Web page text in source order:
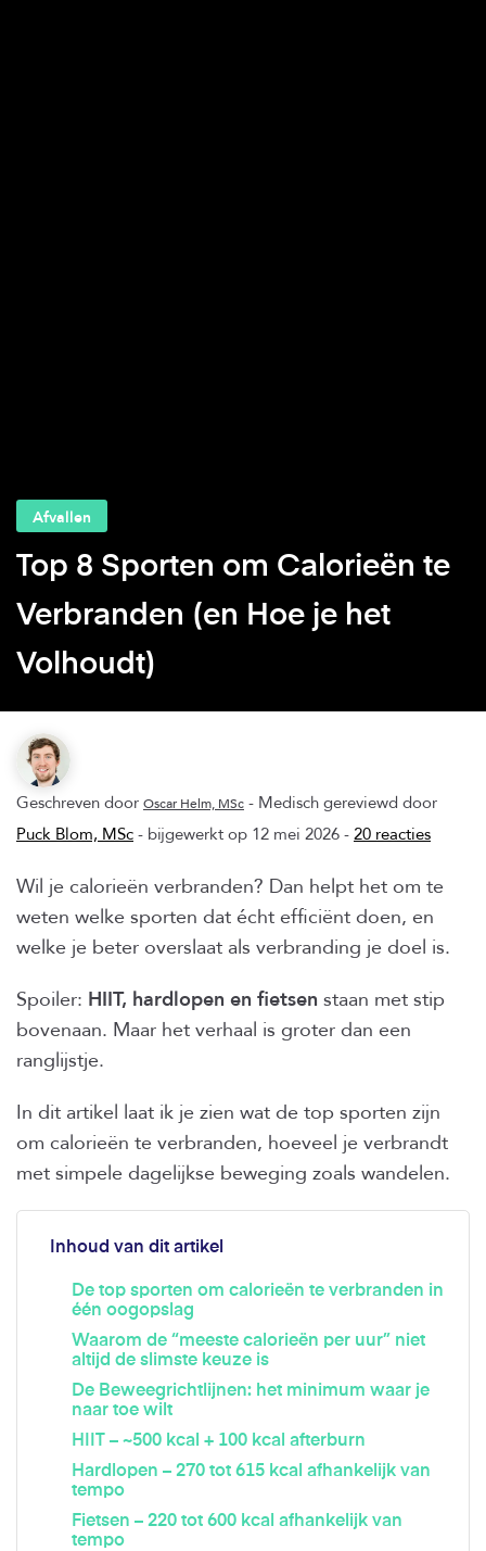
Afvallen
Top 8 Sporten om Calorieën te
Verbranden (en Hoe je het
Volhoudt)
Geschreven door Oscar Helm, MSc - Medisch gereviewd door
Puck Blom, MSc - bijgewerkt op 12 mei 2026 - 20 reacties
Wil je calorieën verbranden? Dan helpt het om te
weten welke sporten dat écht efficiënt doen, en
welke je beter overslaat als verbranding je doel is.
Spoiler: HIIT, hardlopen en fietsen staan met stip
bovenaan. Maar het verhaal is groter dan een
ranglijstje.
In dit artikel laat ik je zien wat de top sporten zijn
om calorieën te verbranden, hoeveel je verbrandt
met simpele dagelijkse beweging zoals wandelen.
Inhoud van dit artikel
De top sporten om calorieën te verbranden in
één oogopslag
Waarom de “meeste calorieën per uur” niet
altijd de slimste keuze is
De Beweegrichtlijnen: het minimum waar je
naar toe wilt
HIIT – ~500 kcal + 100 kcal afterburn
Hardlopen – 270 tot 615 kcal afhankelijk van
tempo
Fietsen – 220 tot 600 kcal afhankelijk van
tempo